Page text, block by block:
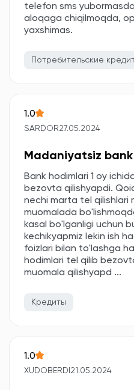
telefon sms
aloqaga chiqilmoqda,
yaxshimas.
Потребительские
1.0
SARDOR27.05.2024
Madaniyatsiz
Bank hodimlari 1 oy
bezovta qilishyapdi.
nechi marta tel qilishlari
muomalada
kasal bo'lganligi uchun
kechikyapmiz lekin ish
foizlari bilan to'lashga
hodimlari tel qilib
muomala qilishyapd ...
Кредиты
1.0
XUDOBERDI 21.05.2024